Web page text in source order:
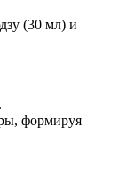
(30 мл) и
формируя